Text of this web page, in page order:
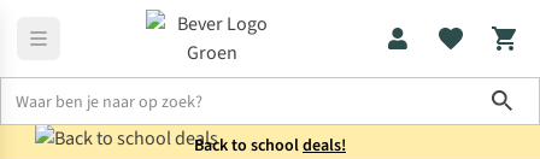
Back to schooldeals!